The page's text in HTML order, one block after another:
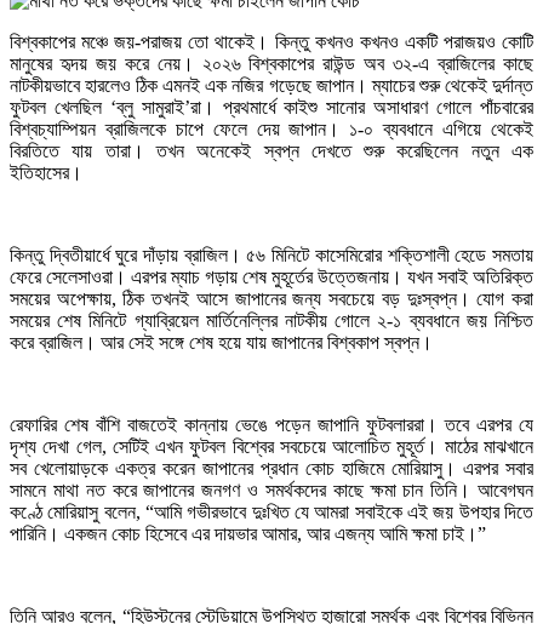
বিশ্বকাপের মঞ্চে জয়-পরাজয় তো থাকেই। কিন্তু কখনও কখনও একটি পরাজয়ও কোটি
মানুষের হৃদয় জয় করে নেয়। ২০২৬ বিশ্বকাপের রাউন্ড অব ৩২-এ ব্রাজিলের কাছে
নাটকীয়ভাবে হারলেও ঠিক এমনই এক নজির গড়েছে জাপান। ম্যাচের শুরু থেকেই দুর্দান্ত
ফুটবল খেলছিল ‘ব্লু সামুরাই’রা। প্রথমার্ধে কাইশু সানোর অসাধারণ গোলে পাঁচবারের
বিশ্বচ্যাম্পিয়ন ব্রাজিলকে চাপে ফেলে দেয় জাপান। ১-০ ব্যবধানে এগিয়ে থেকেই
বিরতিতে যায় তারা। তখন অনেকেই স্বপ্ন দেখতে শুরু করেছিলেন নতুন এক
ইতিহাসের।
কিন্তু দ্বিতীয়ার্ধে ঘুরে দাঁড়ায় ব্রাজিল। ৫৬ মিনিটে কাসেমিরোর শক্তিশালী হেডে সমতায়
ফেরে সেলেসাওরা। এরপর ম্যাচ গড়ায় শেষ মুহূর্তের উত্তেজনায়। যখন সবাই অতিরিক্ত
সময়ের অপেক্ষায়, ঠিক তখনই আসে জাপানের জন্য সবচেয়ে বড় দুঃস্বপ্ন। যোগ করা
সময়ের শেষ মিনিটে গ্যাব্রিয়েল মার্তিনেল্লির নাটকীয় গোলে ২-১ ব্যবধানে জয় নিশ্চিত
করে ব্রাজিল। আর সেই সঙ্গে শেষ হয়ে যায় জাপানের বিশ্বকাপ স্বপ্ন।
রেফারির শেষ বাঁশি বাজতেই কান্নায় ভেঙে পড়েন জাপানি ফুটবলাররা। তবে এরপর যে
দৃশ্য দেখা গেল, সেটিই এখন ফুটবল বিশ্বের সবচেয়ে আলোচিত মুহূর্ত। মাঠের মাঝখানে
সব খেলোয়াড়কে একত্র করেন জাপানের প্রধান কোচ হাজিমে মোরিয়াসু। এরপর সবার
সামনে মাথা নত করে জাপানের জনগণ ও সমর্থকদের কাছে ক্ষমা চান তিনি। আবেগঘন
কণ্ঠে মোরিয়াসু বলেন, “আমি গভীরভাবে দুঃখিত যে আমরা সবাইকে এই জয় উপহার দিতে
পারিনি। একজন কোচ হিসেবে এর দায়ভার আমার, আর এজন্য আমি ক্ষমা চাই।”
তিনি আরও বলেন, “হিউস্টনের স্টেডিয়ামে উপস্থিত হাজারো সমর্থক এবং বিশ্বের বিভিন্ন